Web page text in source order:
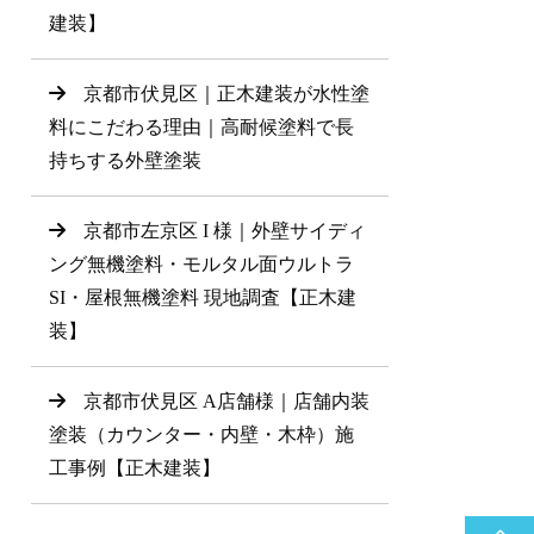
建装】
京都市伏見区｜正木建装が水性塗
料にこだわる理由｜高耐候塗料で長
持ちする外壁塗装
京都市左京区 I 様｜外壁サイディ
ング無機塗料・モルタル面ウルトラ
SI・屋根無機塗料 現地調査【正木建
装】
京都市伏見区 A店舗様｜店舗内装
塗装（カウンター・内壁・木枠）施
工事例【正木建装】